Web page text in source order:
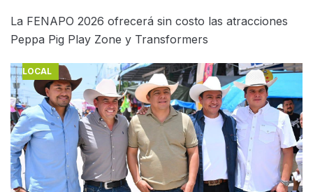
La FENAPO 2026 ofrecerá sin costo las atracciones
Peppa Pig Play Zone y Transformers
LOCAL